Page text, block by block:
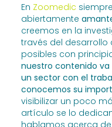
En Zoomedic
abiertamente
creemos en la
través del
posibles con
nuestro contenido va
un sector con el
conocemos su
visibilizar un poco
artículo se lo
hablamos acerca